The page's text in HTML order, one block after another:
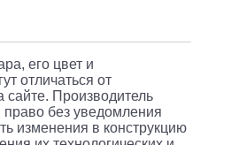
его цвет и
отличаться от
сайте. Производитель
право без уведомления
изменения в конструкцию